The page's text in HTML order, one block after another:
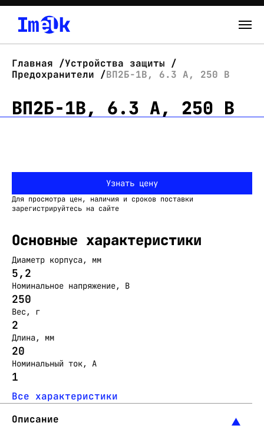
О нас
Новости
Контакты
Вход
Главная
Устройства защиты
Предохранители
ВП2Б-1В, 6.3 А, 250 В
ВП2Б-1В, 6.3 А, 250 В
Узнать цену
Для просмотра цен, наличия и сроков поставки
зарегистрируйтесь на сайте
Основные характеристики
Диаметр корпуса, мм
5,2
Номинальное напряжение, В
250
Вес, г
2
Длина, мм
20
Номинальный ток, А
1
Все характеристики
Описание